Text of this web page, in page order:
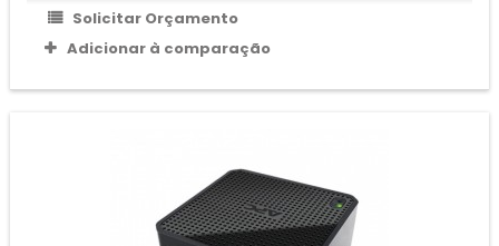
Solicitar Orçamento
Adicionar à comparação